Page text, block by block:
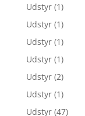
Udstyr (1)
Udstyr (1)
Udstyr (1)
Udstyr (1)
Udstyr (2)
Udstyr (1)
Udstyr (47)